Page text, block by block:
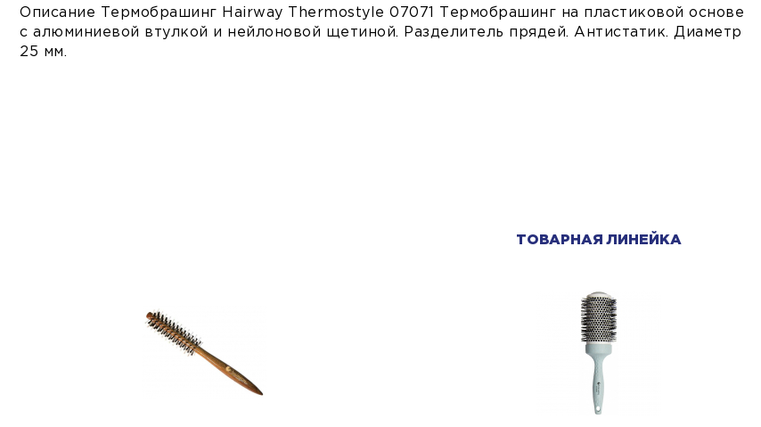
Описание Термобрашинг Hairway Thermostyle 07071 Термобрашинг на пластиковой основе
с алюминиевой втулкой и нейлоновой щетиной. Разделитель прядей. Антистатик. Диаметр
25 мм.
ТОВАРНАЯ ЛИНЕЙКА